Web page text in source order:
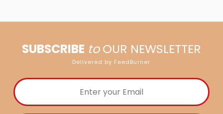
SUBSCRIBE toOUR NEWSLETTER
Delivered by FeedBurner